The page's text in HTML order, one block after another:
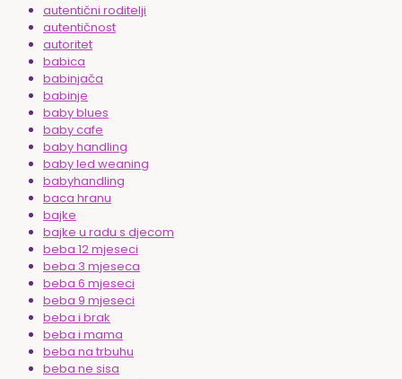
autentični roditelji
autentičnost
autoritet
babica
babinjača
babinje
baby blues
baby cafe
baby handling
baby led weaning
babyhandling
baca hranu
bajke
bajke u radu s djecom
beba 12 mjeseci
beba 3 mjeseca
beba 6 mjeseci
beba 9 mjeseci
beba i brak
beba i mama
beba na trbuhu
beba ne sisa